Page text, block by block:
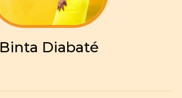
Binta Diabaté